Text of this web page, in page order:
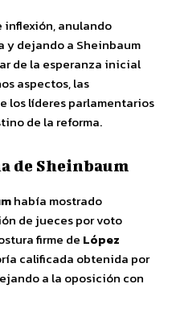
inflexión, anulando
dejando a Sheinbaum
de la esperanza inicial
aspectos, las
los líderes parlamentarios
de la reforma.
de Sheinbaum
había mostrado
de jueces por voto
firme de López
calificada obtenida por
a la oposición con